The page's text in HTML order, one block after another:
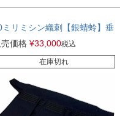
ミリミシン織刺【銀蜻蛉】垂
売価格 ¥33,000税込
在庫切れ